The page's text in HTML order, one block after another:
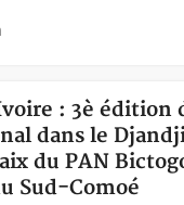
: 3è édition
dans le
du PAN
Sud-Comoé